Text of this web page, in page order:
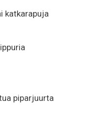
katkarapuja
piparjuurta